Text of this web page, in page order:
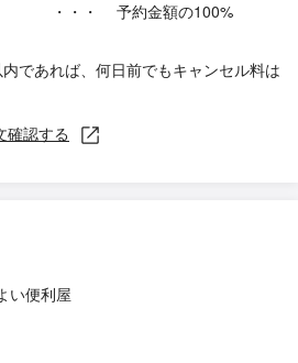
・・・ 予約金額の100%
であれば、何日前でもキャンセル料は
確認する
い便利屋